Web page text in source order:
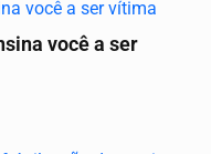
você a ser